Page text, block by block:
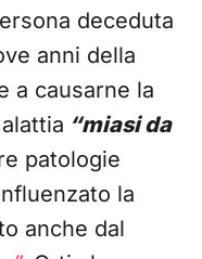
deceduta
anni della
a causarne la
“miasi da
patologie
la
anche dal